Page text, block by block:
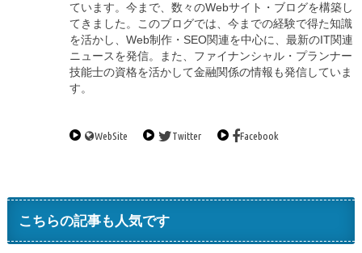
ています。今まで、数々のWebサイト・ブログを構築し
てきました。このブログでは、今までの経験で得た知識
を活かし、Web制作・SEO関連を中心に、最新のIT関連
ニュースを発信。また、ファイナンシャル・プランナー
技能士の資格を活かして金融関係の情報も発信していま
す。
WebSite Twitter Facebook
こちらの記事も人気です